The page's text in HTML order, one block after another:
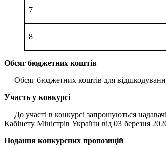
7
8
Обсяг бюджетних коштів
Обсяг бюджетних коштів для
Участь у конкурсі
До участі в конкурсі запрошуються
Кабінету Міністрів України від 03 березня
Подання конкурсних пропозицій